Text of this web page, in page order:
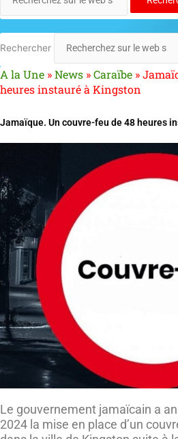
Rechercher
A la Une »News »Caraïbe »
heures instauré à Kingston
Jamaïque. Un couvre-feu de 48 heures
Le gouvernement jamaïcain a
2024 la mise en place d’un